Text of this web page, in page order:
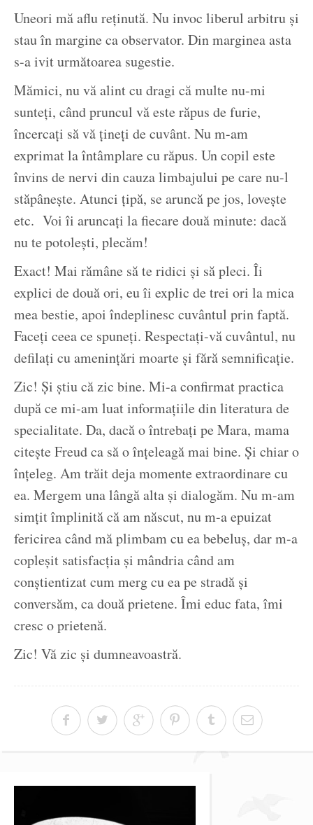
Uneori mă aflu reținută. Nu invoc liberul arbitru și
stau în margine ca observator. Din marginea asta
s-a ivit următoarea sugestie.
Mămici, nu vă alint cu dragi că multe nu-mi
sunteți, când pruncul vă este răpus de furie,
încercați să vă țineți de cuvânt. Nu m-am
exprimat la întâmplare cu răpus. Un copil este
învins de nervi din cauza limbajului pe care nu-l
stăpânește. Atunci țipă, se aruncă pe jos, lovește
etc. Voi îi aruncați la fiecare două minute: dacă
nu te potolești, plecăm!
Exact! Mai rămâne să te ridici și să pleci. Îi
explici de două ori, eu îi explic de trei ori la mica
mea bestie, apoi îndeplinesc cuvântul prin faptă.
Faceți ceea ce spuneți. Respectați-vă cuvântul, nu
defilați cu amenințări moarte și fără semnificație.
Zic! Și știu că zic bine. Mi-a confirmat practica
după ce mi-am luat informațiile din literatura de
specialitate. Da, dacă o întrebați pe Mara, mama
citește Freud ca să o înțeleagă mai bine. Și chiar o
înțeleg. Am trăit deja momente extraordinare cu
ea. Mergem una lângă alta și dialogăm. Nu m-am
simțit împlinită că am născut, nu m-a epuizat
fericirea când mă plimbam cu ea bebeluș, dar m-a
copleșit satisfacția și mândria când am
conștientizat cum merg cu ea pe stradă și
conversăm, ca două prietene. Îmi educ fata, îmi
cresc o prietenă.
Zic! Vă zic și dumneavoastră.